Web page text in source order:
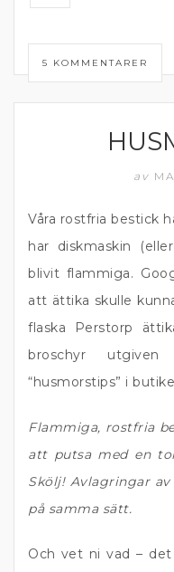
5 KOMMENTARER
av
Våra rostfria bestick
har diskmaskin
blivit flammiga.
att ättika skulle
flaska Perstorp
broschyr
“husmorstips” i
Flammiga, rostfria
att putsa med en
Skölj! Avlagringar
på samma sätt.
Och vet ni vad –